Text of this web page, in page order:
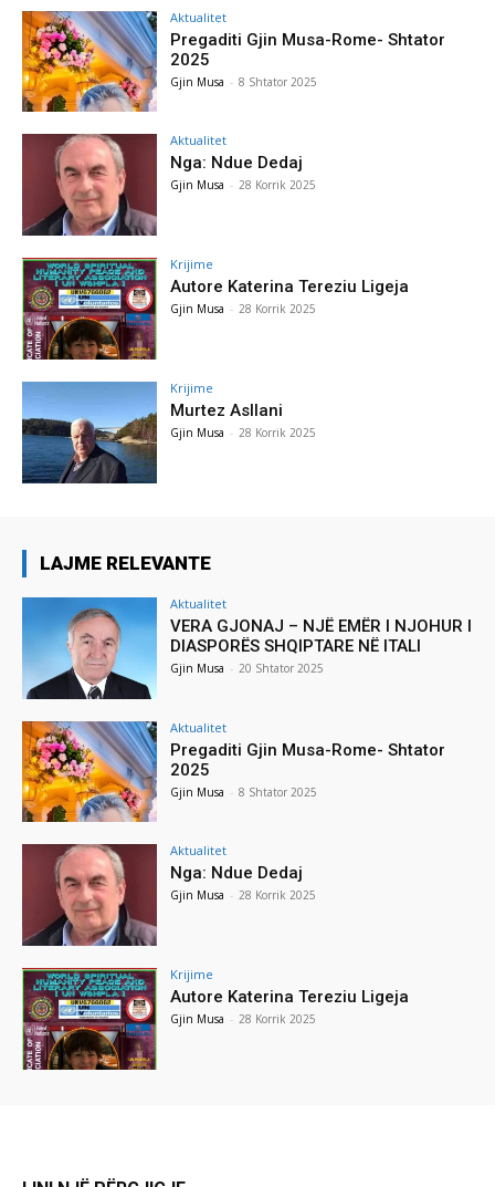
Aktualitet
Pregaditi Gjin Musa-Rome- Shtator
2025
Gjin Musa - 8 Shtator 2025
Aktualitet
Nga: Ndue Dedaj
Gjin Musa - 28 Korrik 2025
Krijime
Autore Katerina Tereziu Ligeja
Gjin Musa - 28 Korrik 2025
Krijime
Murtez Asllani
Gjin Musa - 28 Korrik 2025
LAJME RELEVANTE
Aktualitet
VERA GJONAJ – NJË EMËR I NJOHUR I
DIASPORËS SHQIPTARE NË ITALI
Gjin Musa - 20 Shtator 2025
Aktualitet
Pregaditi Gjin Musa-Rome- Shtator
2025
Gjin Musa - 8 Shtator 2025
Aktualitet
Nga: Ndue Dedaj
Gjin Musa - 28 Korrik 2025
Krijime
Autore Katerina Tereziu Ligeja
Gjin Musa - 28 Korrik 2025